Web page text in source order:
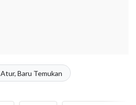
Atur, Baru Temukan